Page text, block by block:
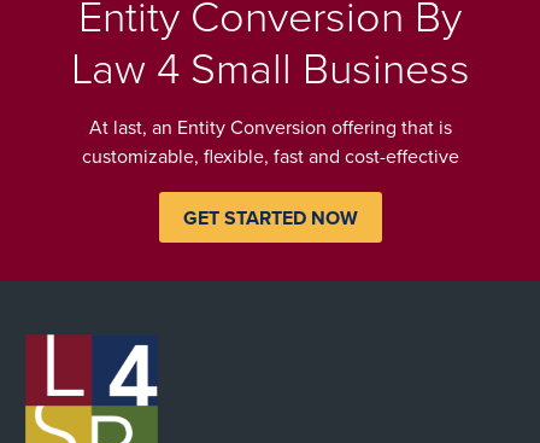
Entity Conversion By
Law 4 Small Business
At last, an Entity Conversion offering that is
customizable, flexible, fast and cost-effective
GET STARTED NOW